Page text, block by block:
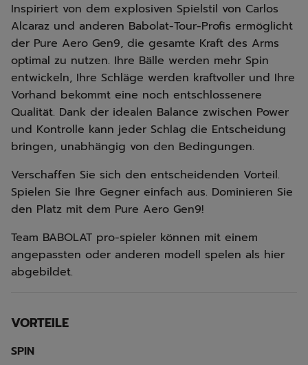
Inspiriert von dem explosiven Spielstil von Carlos
Alcaraz und anderen Babolat-Tour-Profis ermöglicht
der Pure Aero Gen9, die gesamte Kraft des Arms
optimal zu nutzen. Ihre Bälle werden mehr Spin
entwickeln, Ihre Schläge werden kraftvoller und Ihre
Vorhand bekommt eine noch entschlossenere
Qualität. Dank der idealen Balance zwischen Power
und Kontrolle kann jeder Schlag die Entscheidung
bringen, unabhängig von den Bedingungen.
Verschaffen Sie sich den entscheidenden Vorteil.
Spielen Sie Ihre Gegner einfach aus. Dominieren Sie
den Platz mit dem Pure Aero Gen9!
Team BABOLAT pro-spieler können mit einem
angepassten oder anderen modell spelen als hier
abgebildet.
VORTEILE
SPIN